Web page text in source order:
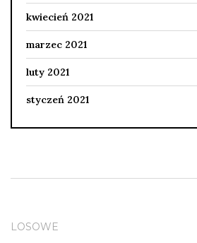
kwiecień 2021
marzec 2021
luty 2021
styczeń 2021
LOSOWE